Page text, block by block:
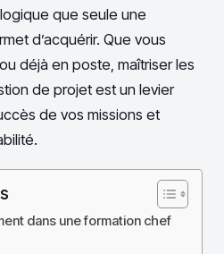
que seule une
d’acquérir. Que vous
déjà en poste, maîtriser les
de projet est un levier
de vos missions et
dans une formation chef